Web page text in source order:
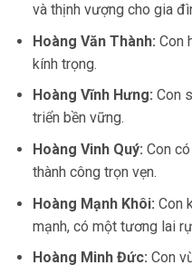
và thịnh vượng cho gia
Hoàng Văn Thành: Con
kính trọng.
Hoàng Vĩnh Hưng: Con
triển bền vững.
Hoàng Vinh Quý: Con
thành công trọn vẹn.
Hoàng Mạnh Khôi: Con
mạnh, có một tương lai
Hoàng Minh Đức: Con